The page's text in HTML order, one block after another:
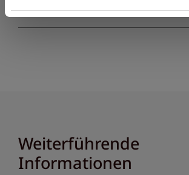
Buslinie 168
Weiterführende
Informationen